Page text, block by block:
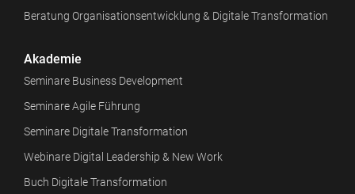
Beratung Organisationsentwicklung & Digitale Transformation
Akademie
Seminare Business Development
Seminare Agile Führung
Seminare Digitale Transformation
Webinare Digital Leadership & New Work
Buch Digitale Transformation